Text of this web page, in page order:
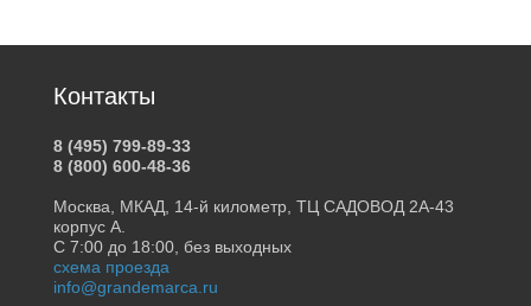
Контакты
8 (495) 799-89-33
8 (800) 600-48-36
Москва, МКАД, 14-й километр, ТЦ САДОВОД 2А-43
корпус А.
С 7:00 до 18:00, без выходных
схема проезда
info@grandemarca.ru